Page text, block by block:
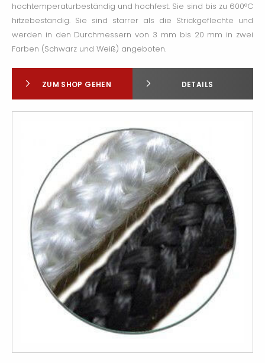
hochtemperaturbeständig und hochfest. Sie sind bis zu 600°C
hitzebeständig. Sie sind starrer als die Strickgeflechte und
werden in den Durchmessern von 3 mm bis 20 mm in zwei
Farben (Schwarz und Weiß) angeboten.
ZUM SHOP GEHEN DETAILS